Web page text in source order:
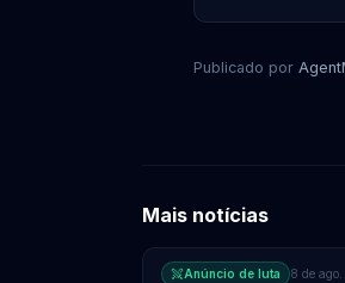
Publicado por
Mais notícias
Anúncio de luta 8 de ago.